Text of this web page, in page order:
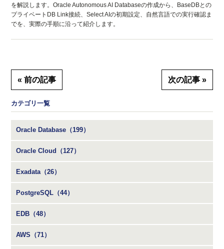
を解説します。Oracle Autonomous AI Databaseの作成から、BaseDBとの
プライベートDB Link接続、Select AIの初期設定、自然言語での実行確認ま
でを、実際の手順に沿って紹介します。
« 前の記事 次の記事 »
カテゴリ一覧
Oracle Database（199）
Oracle Cloud（127）
Exadata（26）
PostgreSQL（44）
EDB（48）
AWS（71）